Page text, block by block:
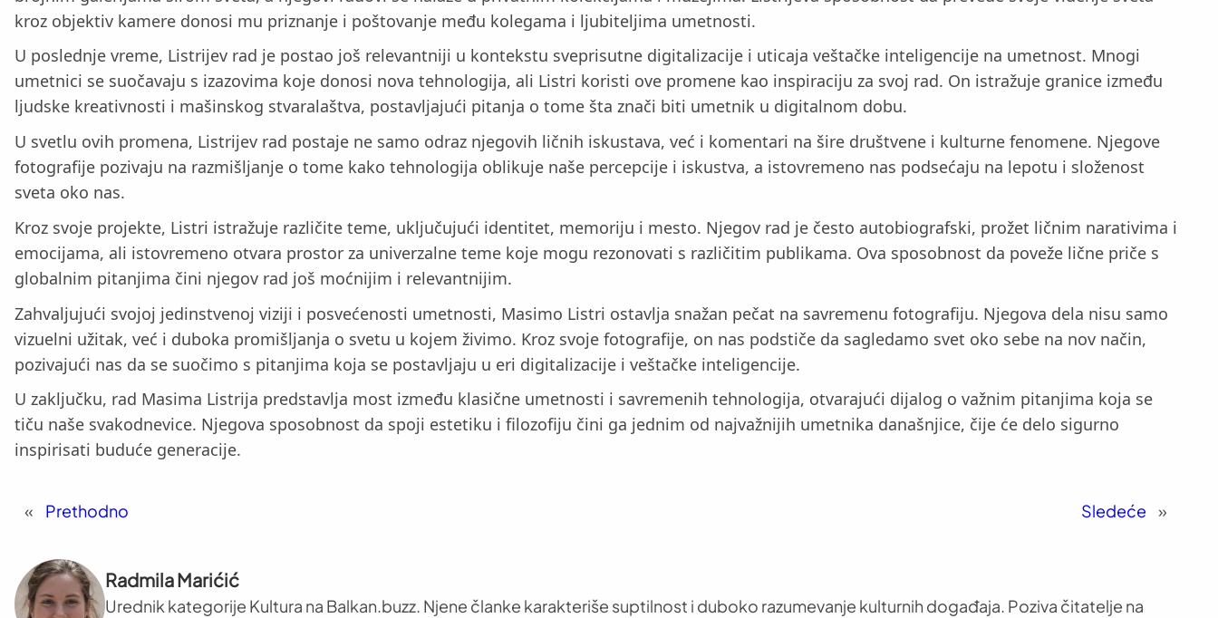
kroz objektiv kamere donosi mu priznanje i poštovanje među kolegama i ljubiteljima umetnosti.
U poslednje vreme, Listrijev rad je postao još relevantniji u kontekstu sveprisutne digitalizacije i uticaja veštačke inteligencije na umetnost. Mnogi
umetnici se suočavaju s izazovima koje donosi nova tehnologija, ali Listri koristi ove promene kao inspiraciju za svoj rad. On istražuje granice između
ljudske kreativnosti i mašinskog stvaralaštva, postavljajući pitanja o tome šta znači biti umetnik u digitalnom dobu.
U svetlu ovih promena, Listrijev rad postaje ne samo odraz njegovih ličnih iskustava, već i komentari na šire društvene i kulturne fenomene. Njegove
fotografije pozivaju na razmišljanje o tome kako tehnologija oblikuje naše percepcije i iskustva, a istovremeno nas podsećaju na lepotu i složenost
sveta oko nas.
Kroz svoje projekte, Listri istražuje različite teme, uključujući identitet, memoriju i mesto. Njegov rad je često autobiografski, prožet ličnim narativima i
emocijama, ali istovremeno otvara prostor za univerzalne teme koje mogu rezonovati s različitim publikama. Ova sposobnost da poveže lične priče s
globalnim pitanjima čini njegov rad još moćnijim i relevantnijim.
Zahvaljujući svojoj jedinstvenoj viziji i posvećenosti umetnosti, Masimo Listri ostavlja snažan pečat na savremenu fotografiju. Njegova dela nisu samo
vizuelni užitak, već i duboka promišljanja o svetu u kojem živimo. Kroz svoje fotografije, on nas podstiče da sagledamo svet oko sebe na nov način,
pozivajući nas da se suočimo s pitanjima koja se postavljaju u eri digitalizacije i veštačke inteligencije.
U zaključku, rad Masima Listrija predstavlja most između klasične umetnosti i savremenih tehnologija, otvarajući dijalog o važnim pitanjima koja se
tiču naše svakodnevice. Njegova sposobnost da spoji estetiku i filozofiju čini ga jednim od najvažnijih umetnika današnjice, čije će delo sigurno
inspirisati buduće generacije.
« Prethodno Sledeće »
Radmila Marićić
Urednik kategorije Kultura na Balkan.buzz. Njene članke karakteriše suptilnost i duboko razumevanje kulturnih događaja. Poziva čitatelje na